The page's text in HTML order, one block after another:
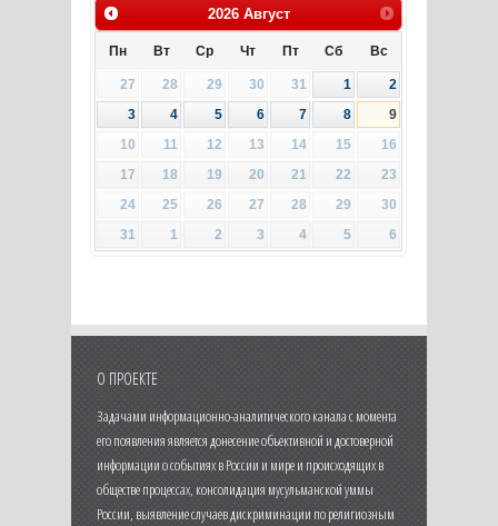
2026 Август
Пн Вт Ср Чт Пт Сб Вс
27 28 29 30 31 1
2
3
4 5 6 7 8
9
10
11 12 13 14 15
16
17
18 19 20 21 22
23
24
25 26 27 28 29
30
31
1 2 3 4 5 6
О ПРОЕКТЕ
Задачами информационно-аналитического канала с момента
его появления является донесение объективной и достоверной
информации о событиях в России и мире и происходящих в
обществе процессах, консолидация мусульманской уммы
России, выявление случаев дискриминации по религиозным